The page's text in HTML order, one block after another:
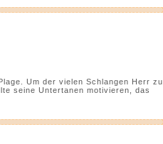
Um der vielen Schlangen Herr zu
seine Untertanen motivieren, das